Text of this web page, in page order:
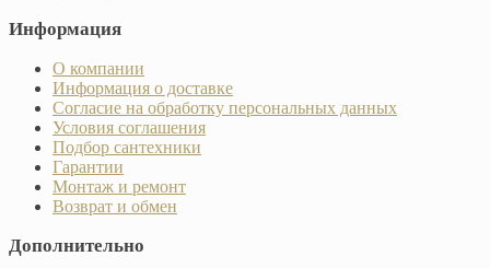
Информация
О компании
Информация о доставке
Согласие на обработку персональных данных
Условия соглашения
Подбор сантехники
Гарантии
Монтаж и ремонт
Возврат и обмен
Дополнительно